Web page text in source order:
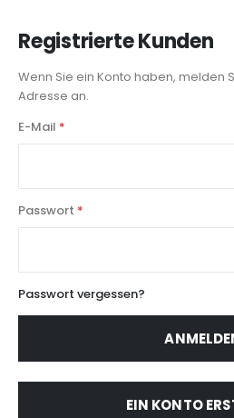
Registrierte Kunden
Wenn Sie ein Konto haben, melden
Adresse an.
E-Mail
Passwort
Passwort vergessen?
EIN KONTO